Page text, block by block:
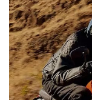
Por
Descubra as